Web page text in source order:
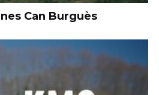
Can Burguès